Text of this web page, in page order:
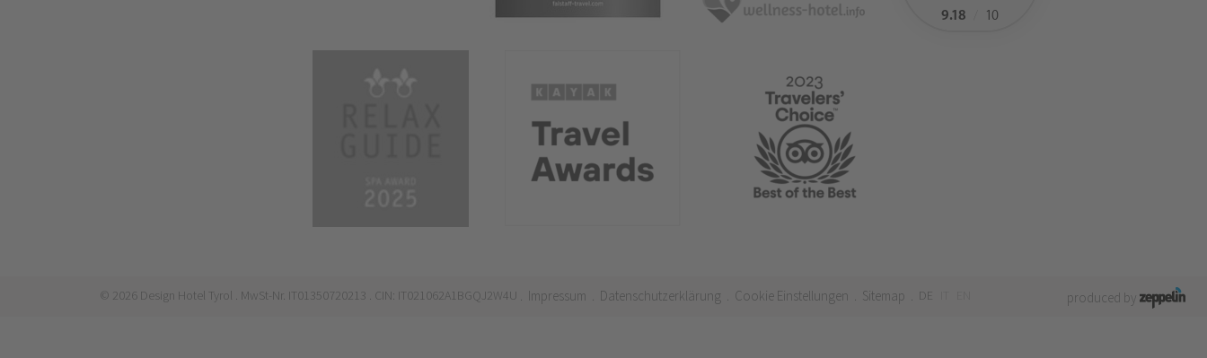
9.18 10
© 2026 Design Hotel Tyrol . MwSt-Nr. IT01350720213 . CIN: IT021062A1BGQJ2W4U . Impressum . Datenschutzerklärung . Cookie Einstellungen . Sitemap . DE produced by